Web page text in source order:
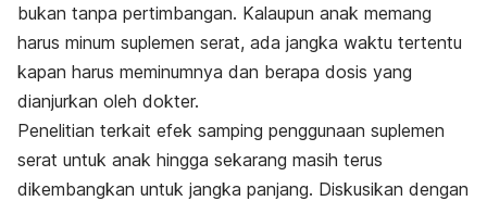
bukan tanpa pertimbangan. Kalaupun anak memang
harus minum suplemen serat, ada jangka waktu tertentu
kapan harus meminumnya dan berapa dosis yang
dianjurkan oleh dokter.
Penelitian terkait efek samping penggunaan suplemen
serat untuk anak hingga sekarang masih terus
dikembangkan untuk jangka panjang. Diskusikan dengan